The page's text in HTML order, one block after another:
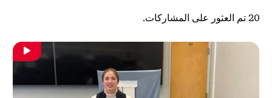
20 تم العثور على المشاركات.